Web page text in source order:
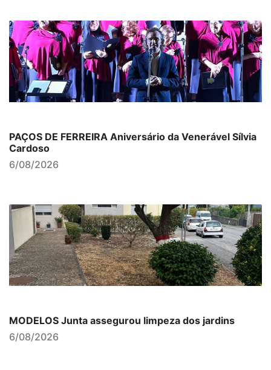
PAÇOS DE FERREIRA Aniversário da Venerável Sílvia
Cardoso
6/08/2026
MODELOS Junta assegurou limpeza dos jardins
6/08/2026